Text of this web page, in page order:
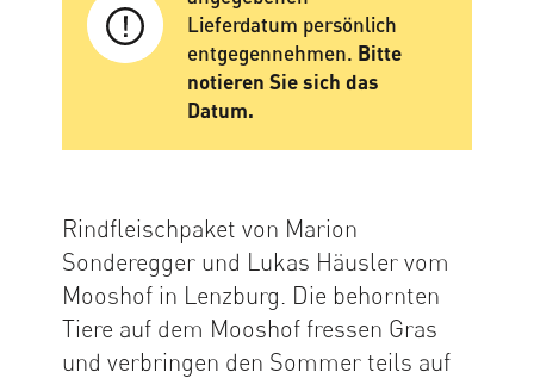
Lieferdatum persönlich
entgegennehmen. Bitte
notieren Sie sich das
Datum.
Rindfleischpaket von Marion
Sonderegger und Lukas Häusler vom
Mooshof in Lenzburg. Die behornten
Tiere auf dem Mooshof fressen Gras
und verbringen den Sommer teils auf